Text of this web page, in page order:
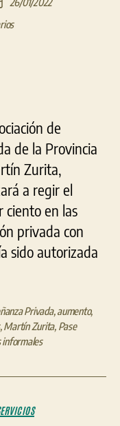
en
y
un
por
ciento
las
escuelas
privadas
con
de
de la Provincia
Zurita,
a regir el
ciento en las
privada con
sido autorizada
Privada, aumento,
, Martín Zurita, Pase
informales